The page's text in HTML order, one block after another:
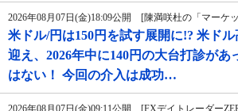
2026年08月07日(金)18:09公開 [陳満咲杜の「マーケ
米ドル/円は150円を試す展開に!? 米ド
迎え、2026年中に140円の大台打診があ
はない！ 今回の介入は成功…